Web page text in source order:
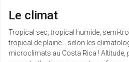
Le climat
Tropical sec, tropical humide, semi-
tropical de plaine... selon les
microclimats au Costa Rica ! Altitude,